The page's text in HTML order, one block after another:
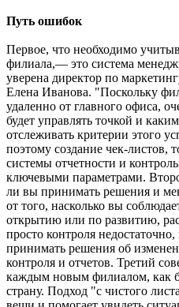
Путь ошибок
Первое, что необходимо
филиала,— это система
уверена директор по
Елена Иванова. "Поскольку
удаленно от главного офиса,
будет управлять точкой и
отслеживать критерии этого
поэтому создание чек-листов,
системы отчетности и
ключевыми параметрами.
ли вы принимать решения и
от того, насколько вы
открытию или по развитию,
просто контроля
принимать решения об
контроля и отчетов. Третий
каждым новым филиалом, как
страну. Подход "с чистого